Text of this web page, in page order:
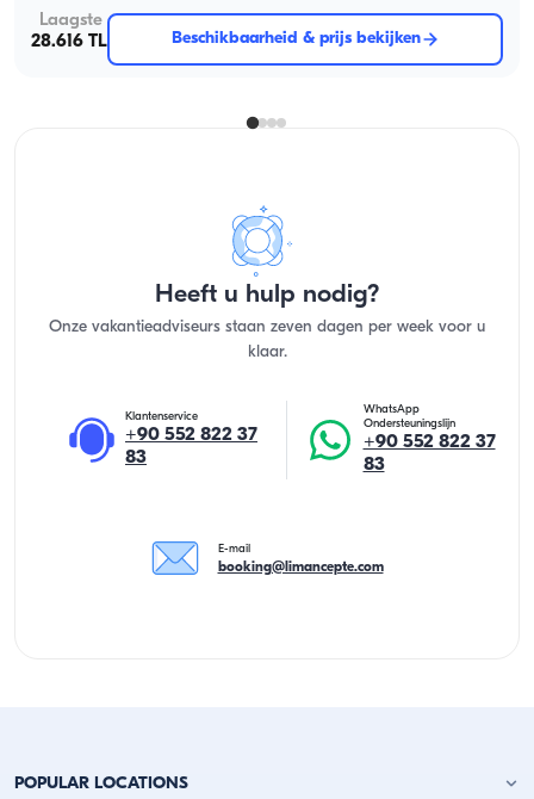
Laagste
28.616 TL
Beschikbaarheid & prijs bekijken
Heeft u hulp nodig?
Onze vakantieadviseurs staan zeven dagen per week voor u
klaar.
Klantenservice
+90 552 822 37
83
WhatsApp
Ondersteuningslijn
+90 552 822 37
83
E-mail
booking@limancepte.com
POPULAR LOCATIONS